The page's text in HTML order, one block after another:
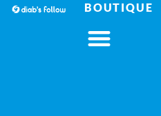
BOUTIQUE